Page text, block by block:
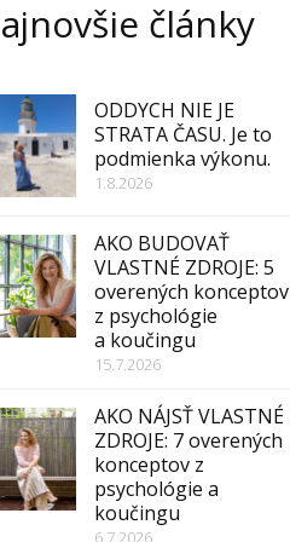
články
ODDYCH NIE JE
STRATA ČASU. Je to
podmienka výkonu.
1.8.2026
AKO BUDOVAŤ
VLASTNÉ ZDROJE: 5
overených konceptov
z psychológie
a koučingu
15.7.2026
AKO NÁJSŤ VLASTNÉ
ZDROJE: 7 overených
konceptov z
psychológie a
koučingu
6.7.2026